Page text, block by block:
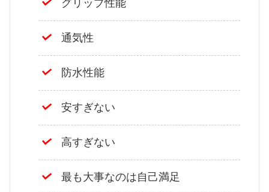
グリップ性能
通気性
防水性能
安すぎない
高すぎない
最も大事なのは自己満足